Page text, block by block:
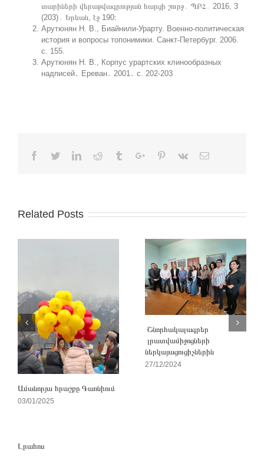
տարիների վերաթվագրության հարցի շուրջ․ ՊԲՀ․ 2016, 3
(203)․ Երևան, էջ 190։
Арутюнян Н. В., Биайнили-Урарту. Военно-политическая
история и вопросы топонимики. Санкт-Петербург. 2006.
с. 155.
Арутюнян Н. В., Корпус урартских клинообразных
надписей․ Ереван․ 2001․ с. 202-203
Facebook
TwitterLinkedinReddit TumblrGoogle+Pinterest
Vk Email
Related Posts
Ամանորյա հրաշքը Գառնիում
03/01/2025
Շնորհակալագրեր
լրատվամիջոցների
ներկայացուցիչներին
27/12/2024
Լրահոս